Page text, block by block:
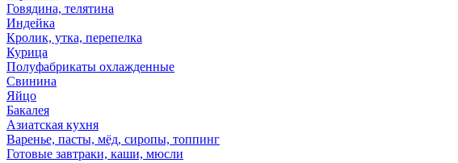
Говядина, телятина
Индейка
Кролик, утка, перепелка
Курица
Полуфабрикаты охлажденные
Свинина
Яйцо
Бакалея
Азиатская кухня
Варенье, пасты, мёд, сиропы, топпинг
Готовые завтраки, каши, мюсли